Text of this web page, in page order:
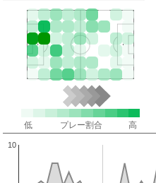
低 プレー割合 高
10